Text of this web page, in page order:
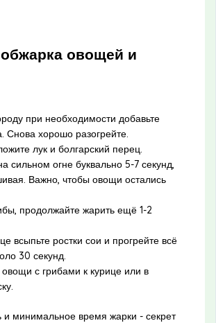
овощей и
при необходимости добавьте
Снова хорошо разогрейте.
лук и болгарский перец.
сильном огне буквально 5-7 секунд,
Важно, чтобы овощи остались
продолжайте жарить ещё 1-2
всыпьте ростки сои и прогрейте всё
30 секунд.
с грибами к курице или в
и минимальное время жарки - секрет